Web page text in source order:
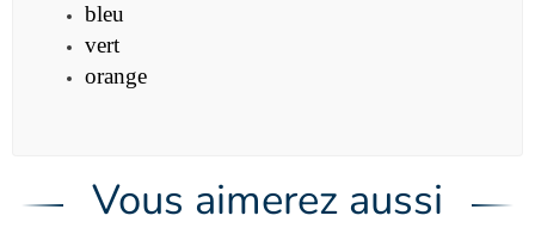
bleu
vert
orange
Vous aimerez aussi